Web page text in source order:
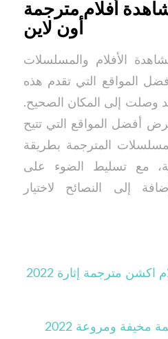
أفلام مترجمة
أون لاين
الأفلام والمسلسلات
المواقع التي تقدم هذه
وصلت إلى المكان الصحيح.
أفضل المواقع التي تتيح
المترجمة بطريقة
مع تسليط الضوء على
إلى النصائح لاختيار
أحدث 10 أفلام اكشن مترجمة إثارة 2022